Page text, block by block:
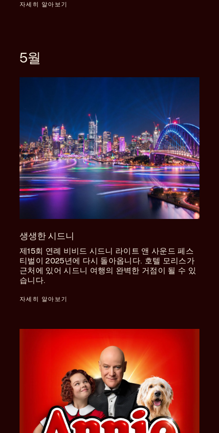
자세히 알아보기
5월
생생한 시드니
제15회 연례 비비드 시드니 라이트 앤 사운드 페스
티벌이 2025년에 다시 돌아옵니다. 호텔 모리스가
근처에 있어 시드니 여행의 완벽한 거점이 될 수 있
습니다.
자세히 알아보기